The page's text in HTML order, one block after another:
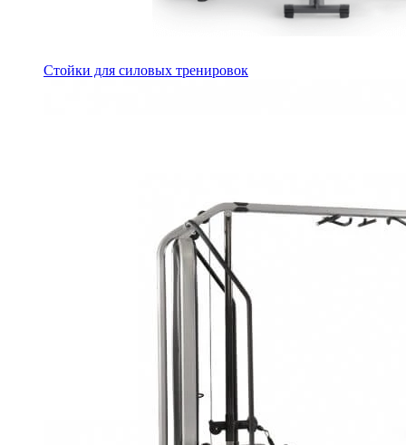
Стойки для силовых тренировок